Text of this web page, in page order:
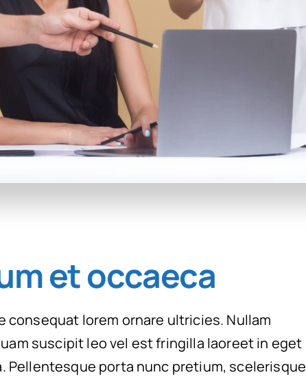
et occaeca
consequat lorem ornare ultricies. Nullam
suscipit leo vel est fringilla laoreet in eget
Pellentesque porta nunc pretium, scelerisque